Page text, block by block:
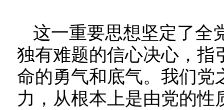
这一重要思想坚定了全
独有难题的信心决心，指
命的勇气和底气。我们党
力，从根本上是由党的